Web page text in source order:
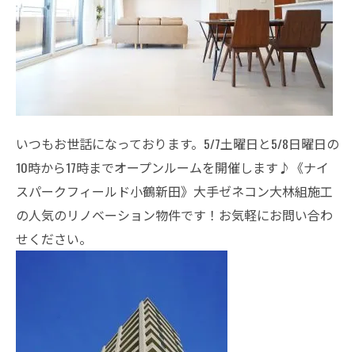
いつもお世話になっております。5/7土曜日と5/8日曜日の
10時から17時までオープンルームを開催します♪《ナイ
スパークフィールド小鶴新田》大手ゼネコン大林組施工
の人気のリノベーション物件です！お気軽にお問い合わ
せください。